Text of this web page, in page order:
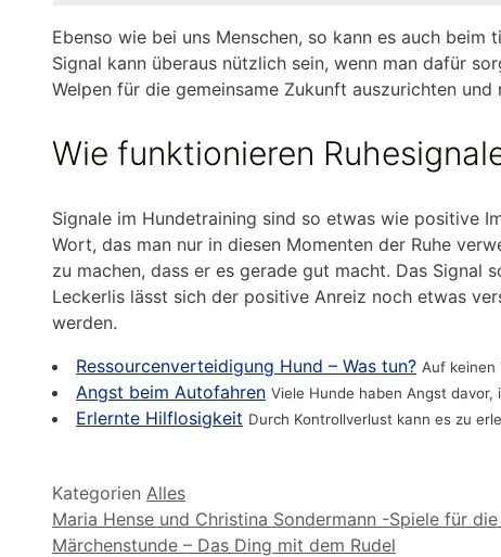
Ebenso wie bei uns Menschen, so kann es auch
Signal kann überaus nützlich sein, wenn man dafür
Welpen für die gemeinsame Zukunft auszurichten
Wie funktionieren
Signale im Hundetraining sind so etwas wie positive
Wort, das man nur in diesen Momenten der Ruhe
zu machen, dass er es gerade gut macht. Das
Leckerlis lässt sich der positive Anreiz noch etwas
werden.
Ressourcenverteidigung Hund – Was tun? Auf keinen
Angst beim Autofahren Viele Hunde haben Angst
Erlernte Hilflosigkeit Durch Kontrollverlust kann es zu
Kategorien Alles
Maria Hense und Christina Sondermann -Spiele für
Märchenstunde – Das Ding mit dem Rudel